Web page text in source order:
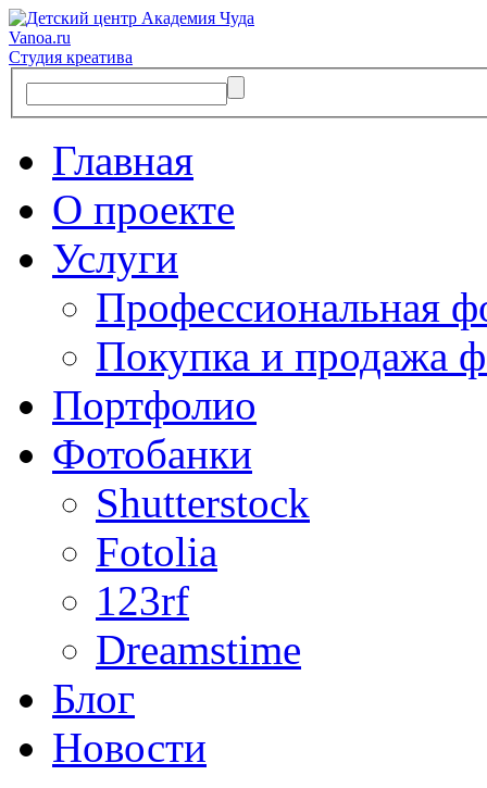
Vanoa.ru
Студия креатива
Главная
О проекте
Услуги
Профессиональная
Покупка и продажа
Портфолио
Фотобанки
Shutterstock
Fotolia
123rf
Dreamstime
Блог
Новости